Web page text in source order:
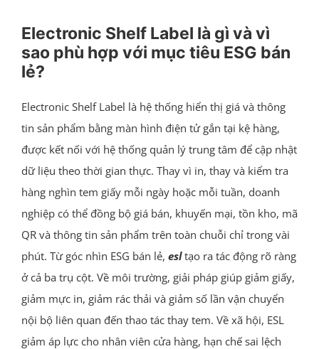
Electronic Shelf Label là gì và vì
sao phù hợp với mục tiêu ESG bán
lẻ?
Electronic Shelf Label là hệ thống hiển thị giá và thông
tin sản phẩm bằng màn hình điện tử gắn tại kệ hàng,
được kết nối với hệ thống quản lý trung tâm để cập nhật
dữ liệu theo thời gian thực. Thay vì in, thay và kiểm tra
hàng nghìn tem giấy mỗi ngày hoặc mỗi tuần, doanh
nghiệp có thể đồng bộ giá bán, khuyến mại, tồn kho, mã
QR và thông tin sản phẩm trên toàn chuỗi chỉ trong vài
phút. Từ góc nhìn ESG bán lẻ, esltạo ra tác động rõ ràng
ở cả ba trụ cột. Về môi trường, giải pháp giúp giảm giấy,
giảm mực in, giảm rác thải và giảm số lần vận chuyển
nội bộ liên quan đến thao tác thay tem. Về xã hội, ESL
giảm áp lực cho nhân viên cửa hàng, hạn chế sai lệch